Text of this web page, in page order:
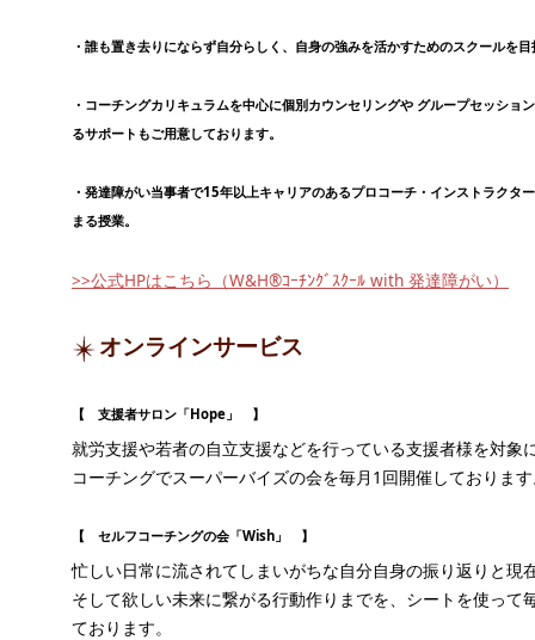
・誰も置き去りにならず自分らしく、自身の強みを活かすためのスクールを
・コーチングカリキュラムを中心に個別カウンセリングや グループセッショ
るサポートもご用意しております。
・発達障がい当事者で15年以上キャリアのあるプロコーチ・インストラクタ
まる授業。
>>公式HPはこちら（W&H®ｺｰﾁﾝｸﾞｽｸｰﾙ with 発達障がい）
オンラインサービス
【 支援者サロン「Hope」 】
就労支援や若者の自立支援などを行っている支援者様を対象
コーチングでスーパーバイズの会を毎月1回開催しておりま
【 セルフコーチングの会「Wish」 】
忙しい日常に流されてしまいがちな自分自身の振り返りと現
そして欲しい未来に繋がる行動作りまでを、シートを使って
ております。